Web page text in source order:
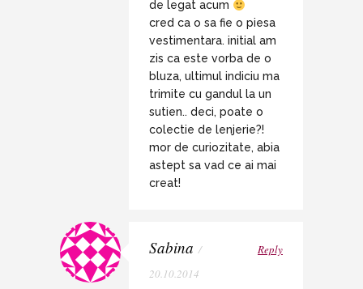
de legat acum
cred ca o sa fie o piesa
vestimentara. initial am
zis ca este vorba de o
bluza, ultimul indiciu ma
trimite cu gandul la un
sutien.. deci, poate o
colectie de lenjerie?!
mor de curiozitate, abia
astept sa vad ce ai mai
creat!
Sabina /
20.10.2014
Reply